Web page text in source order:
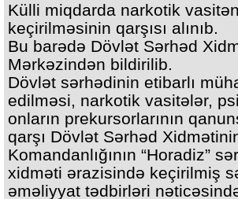
Külli miqdarda narkotik
keçirilməsinin qarşısı alınıb.
Bu barədə Dövlət Sərhəd
Mərkəzindən bildirilib.
Dövlət sərhədinin etibarlı
edilməsi, narkotik vasitələr,
onların prekursorlarının
qarşı Dövlət Sərhəd
Komandanlığının “Horadiz”
xidməti ərazisində keçirilmiş
əməliyyat tədbirləri